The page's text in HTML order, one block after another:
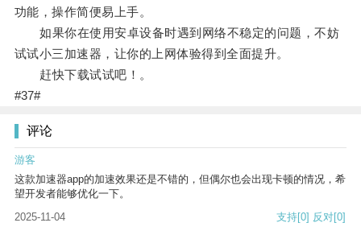
功能，操作简便易上手。
如果你在使用安卓设备时遇到网络不稳定的问题，不妨
试试小三加速器，让你的上网体验得到全面提升。
赶快下载试试吧！。
#37#
评论
游客
这款加速器app的加速效果还是不错的，但偶尔也会出现卡顿的情况，希
望开发者能够优化一下。
2025-11-04
支持[0] 反对[0]